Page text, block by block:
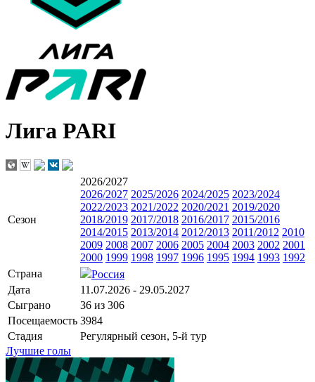
Лига PARI
Сезон
2026/2027
2026/2027 2025/2026 2024/2025 2023/2024
2022/2023 2021/2022 2020/2021 2019/2020
2018/2019 2017/2018 2016/2017 2015/2016
2014/2015 2013/2014 2012/2013 2011/2012 2010
2009 2008 2007 2006 2005 2004 2003 2002 2001
2000 1999 1998 1997 1996 1995 1994 1993 1992
Страна
Россия
Дата
11.07.2026 - 29.05.2027
Сыграно
36 из 306
Посещаемость 3984
Стадия
Регулярный сезон, 5-й тур
Лучшие голы